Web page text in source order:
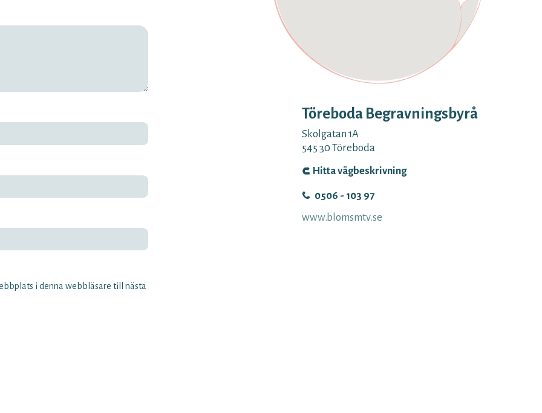
i denna webbläsare till nästa
Töreboda Begravningsbyrå
Skolgatan 1A
545 30Töreboda
Hitta vägbeskrivning
0506 - 103 97
www.blomsmtv.se